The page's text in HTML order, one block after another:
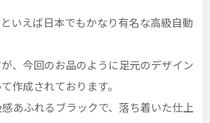
いえば日本でもかなり有名な高級自動
、今回のお品のように足元のデザイン
作成されております。
あふれるブラックで、落ち着いた仕上